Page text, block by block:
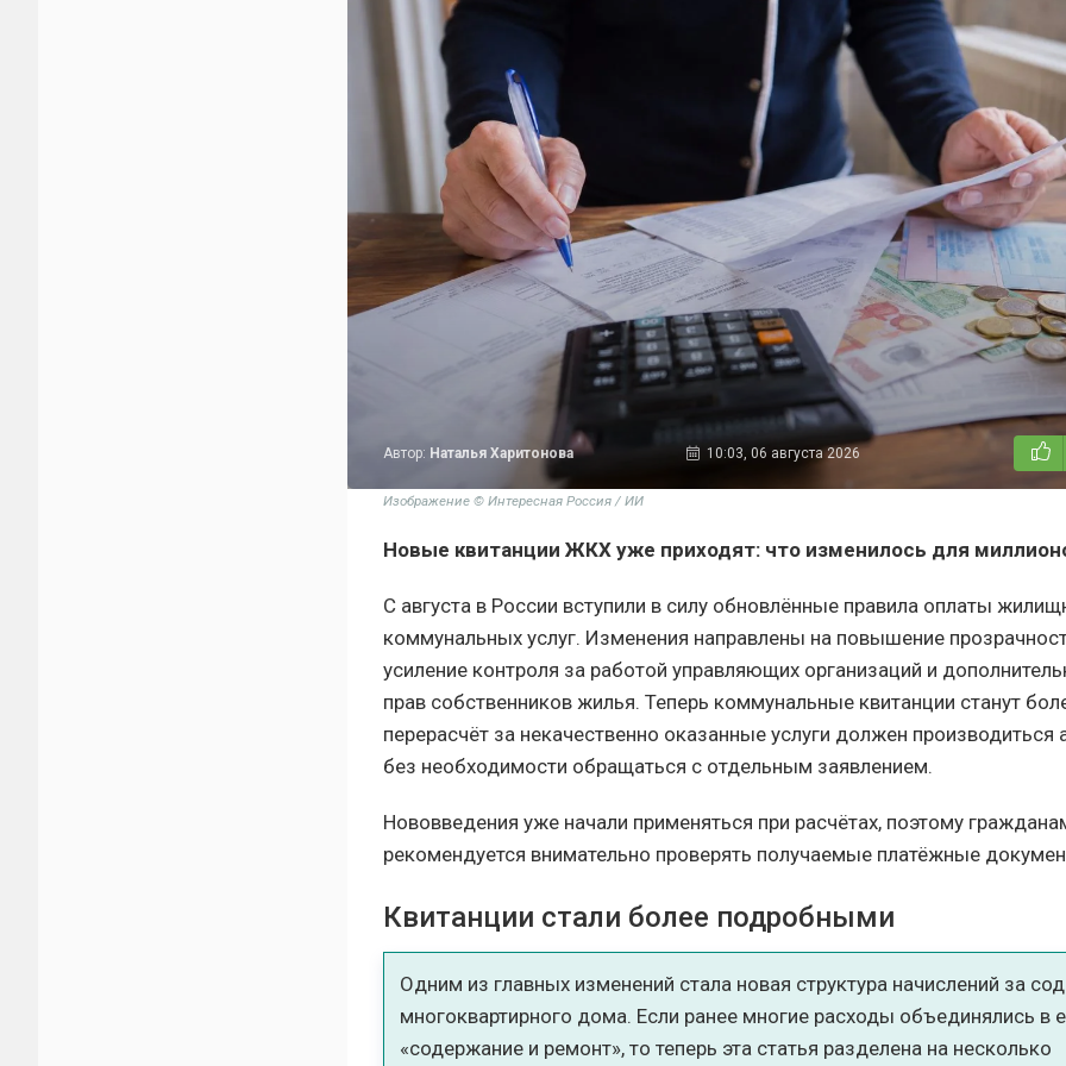
Автор: Наталья Харитонова 10:03, 06 августа 2026
Изображение © Интересная Россия / ИИ
Новые квитанции ЖКХ уже приходят: что изменилось для
С августа в России вступили в силу обновлённые правила оплаты
коммунальных услуг. Изменения направлены на повышение
усиление контроля за работой управляющих организаций и
прав собственников жилья. Теперь коммунальные квитанции станут
перерасчёт за некачественно оказанные услуги должен производиться
без необходимости обращаться с отдельным заявлением.
Нововведения уже начали применяться при расчётах, поэтому
рекомендуется внимательно проверять получаемые платёжные
Квитанции стали более подробными
Одним из главных изменений стала новая структура начислений за
многоквартирного дома. Если ранее многие расходы объединялись в
«содержание и ремонт», то теперь эта статья разделена на несколько